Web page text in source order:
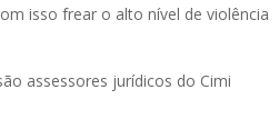
isso frear o alto nível de violência
assessores jurídicos do Cimi